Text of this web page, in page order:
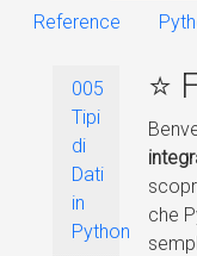
Reference
005
Tipi
di
Dati
in
Python
⭐
che